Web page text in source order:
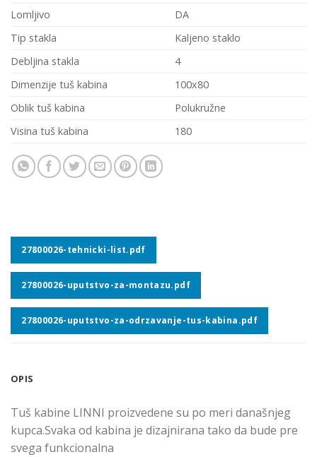
Lomljivo
DA
Tip stakla
Kaljeno staklo
Debljina stakla
4
Dimenzije tuš kabina
100x80
Oblik tuš kabina
Polukružne
Visina tuš kabina
180
27800026-tehnicki-list.pdf
27800026-uputstvo-za-montazu.pdf
27800026-uputstvo-za-odrzavanje-tus-kabina.pdf
OPIS
Tuš kabine LINNI proizvedene su po meri današnjeg
kupca.Svaka od kabina je dizajnirana tako da bude pre
svega funkcionalna